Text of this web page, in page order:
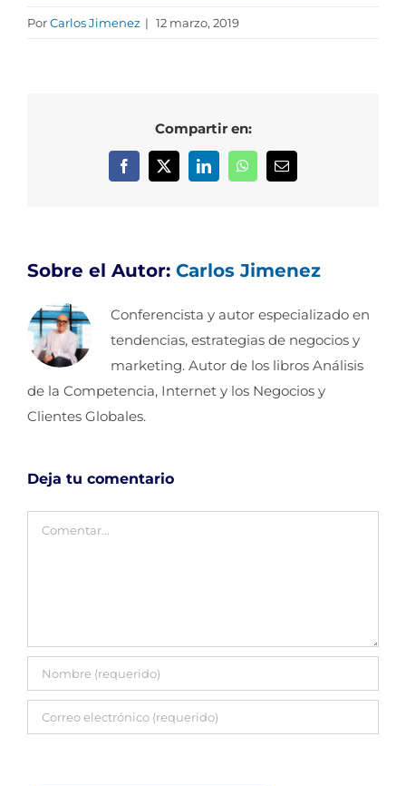
PorCarlos Jimenez | 12 marzo, 2019
Compartir en:
Facebook
X LinkedInWhatsAppCorreo
Sobre el Autor: Carlos Jimenez
Conferencista y autor especializado en
tendencias, estrategias de negocios y
marketing. Autor de los libros Análisis
de la Competencia, Internet y los Negocios y
Clientes Globales.
Deja tu comentario
Comentar